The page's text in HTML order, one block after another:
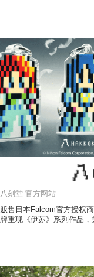
八刻堂 官方网站
贩售日本Falcom官方授权
牌重现《伊苏》系列作品，